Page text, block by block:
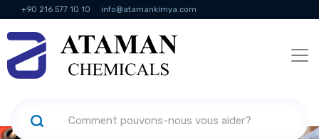
+90 216 577 10 10 info@atamankimya.com
KVKK Politikası Services de la société de l'information
humaines